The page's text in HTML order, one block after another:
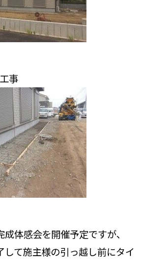
事
体感会を開催予定ですが、
して施主様の引っ越し前にタイ